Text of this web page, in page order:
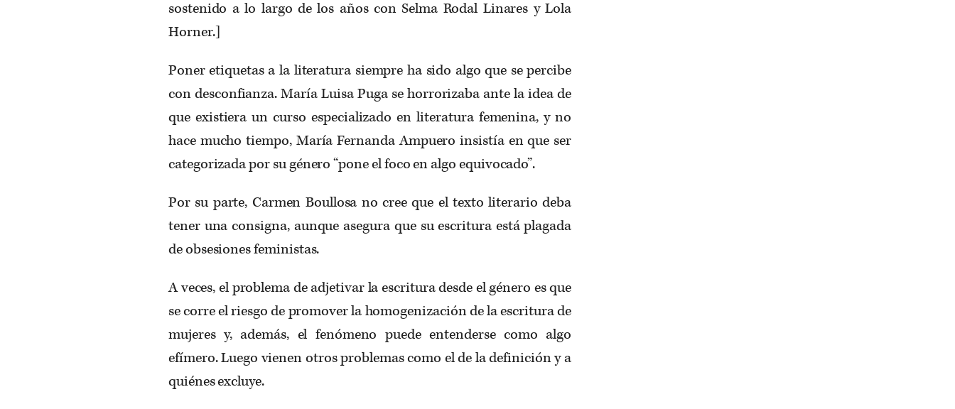
sostenido a lo largo de los años con Selma Rodal Linares y Lola
Horner.]
Poner etiquetas a la literatura siempre ha sido algo que se percibe
con desconfianza. María Luisa Puga se horrorizaba ante la idea de
que existiera un curso especializado en literatura femenina, y no
hace mucho tiempo, María Fernanda Ampuero insistía en que ser
categorizada por su género “pone el foco en algo equivocado”.
Por su parte, Carmen Boullosa no cree que el texto literario deba
tener una consigna, aunque asegura que su escritura está plagada
de obsesiones feministas.
A veces, el problema de adjetivar la escritura desde el género es que
se corre el riesgo de promover la homogenización de la escritura de
mujeres y, además, el fenómeno puede entenderse como algo
efímero. Luego vienen otros problemas como el de la definición y a
quiénes excluye.